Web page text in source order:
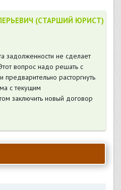
(СТАРШИЙ ЮРИСТ)
задолженности не сделает
вопрос надо решать с
предварительно расторгнуть
с текущим
заключить новый договор